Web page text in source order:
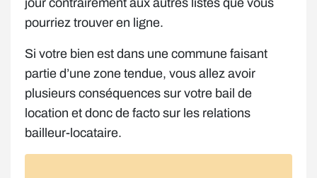
pourriez trouver en ligne.
Si votre bien est dans une commune faisant
partie d’une zone tendue, vous allez avoir
plusieurs conséquences sur votre bail de
location et donc de facto sur les relations
bailleur-locataire.